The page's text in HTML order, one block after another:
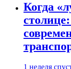
Когда
1 неделя